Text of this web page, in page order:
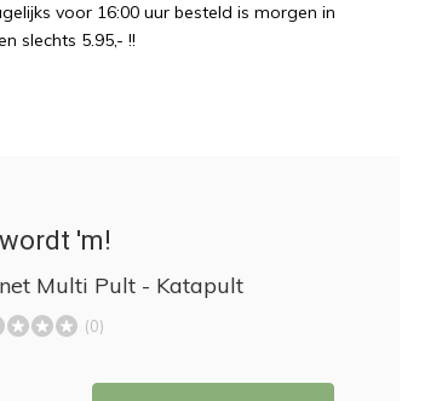
voor 16:00 uur besteld is morgen in
slechts 5.95,- !!
'm!
Multi Pult - Katapult
(0)